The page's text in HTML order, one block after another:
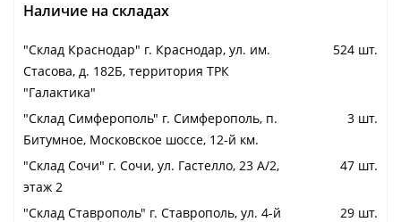
Наличие на складах
"Cклад Краснодар" г. Краснодар, ул. им.
Стасова, д. 182Б, территория ТРК
"Галактика"
524 шт.
"Cклад Симферополь" г. Симферополь, п.
Битумное, Московское шоссе, 12-й км.
3 шт.
"Cклад Сочи" г. Сочи, ул. Гастелло, 23 А/2,
этаж 2
47 шт.
"Cклад Ставрополь" г. Ставрополь, ул. 4-й
29 шт.